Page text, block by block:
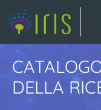
DELLA